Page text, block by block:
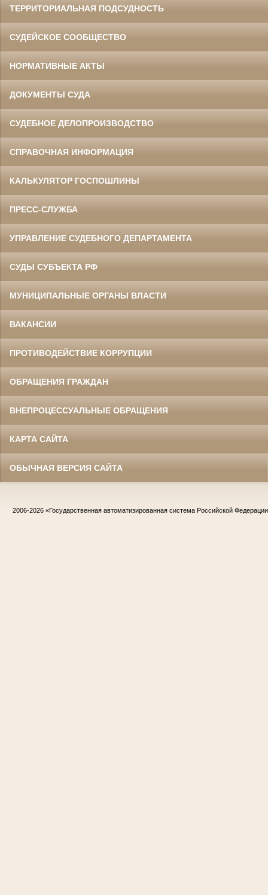
ТЕРРИТОРИАЛЬНАЯ ПОДСУДНОСТЬ
СУДЕЙСКОЕ СООБЩЕСТВО
НОРМАТИВНЫЕ АКТЫ
ДОКУМЕНТЫ СУДА
СУДЕБНОЕ ДЕЛОПРОИЗВОДСТВО
СПРАВОЧНАЯ ИНФОРМАЦИЯ
КАЛЬКУЛЯТОР ГОСПОШЛИНЫ
ПРЕСС-СЛУЖБА
УПРАВЛЕНИЕ СУДЕБНОГО ДЕПАРТАМЕНТА
СУДЫ СУБЪЕКТА РФ
МУНИЦИПАЛЬНЫЕ ОРГАНЫ ВЛАСТИ
ВАКАНСИИ
ПРОТИВОДЕЙСТВИЕ КОРРУПЦИИ
ОБРАЩЕНИЯ ГРАЖДАН
ВНЕПРОЦЕССУАЛЬНЫЕ ОБРАЩЕНИЯ
КАРТА САЙТА
ОБЫЧНАЯ ВЕРСИЯ САЙТА
2006-2026 «Государственная автоматизированная система Российской